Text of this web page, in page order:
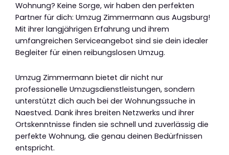
Wohnung? Keine Sorge, wir haben den perfekten
Partner für dich: Umzug Zimmermann aus Augsburg!
Mit ihrer langjährigen Erfahrung und ihrem
umfangreichen Serviceangebot sind sie dein idealer
Begleiter für einen reibungslosen Umzug.
Umzug Zimmermann bietet dir nicht nur
professionelle Umzugsdienstleistungen, sondern
unterstützt dich auch bei der Wohnungssuche in
Naestved. Dank ihres breiten Netzwerks und ihrer
Ortskenntnisse finden sie schnell und zuverlässig die
perfekte Wohnung, die genau deinen Bedürfnissen
entspricht.